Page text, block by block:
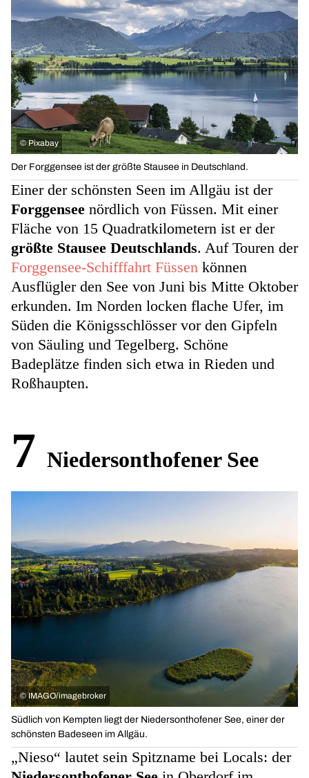
© Pixabay
Der Forggensee ist der größte Stausee in Deutschland.
Einer der schönsten Seen im Allgäu ist der
Forggensee nördlich von Füssen. Mit einer
Fläche von 15 Quadratkilometern ist er der
größte Stausee Deutschlands. Auf Touren der
Forggensee-Schifffahrt Füssen können
Ausflügler den See von Juni bis Mitte Oktober
erkunden. Im Norden locken flache Ufer, im
Süden die Königsschlösser vor den Gipfeln
von Säuling und Tegelberg. Schöne
Badeplätze finden sich etwa in Rieden und
Roßhaupten.
7 Niedersonthofener See
© IMAGO/imagebroker
Südlich von Kempten liegt der Niedersonthofener See, einer der
schönsten Badeseen im Allgäu.
„Nieso“ lautet sein Spitzname bei Locals: der